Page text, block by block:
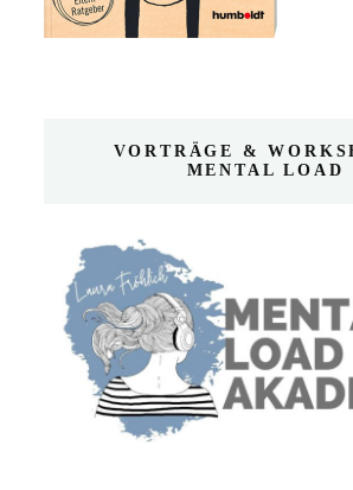
VORTRÄGE &
MENTAL LOAD